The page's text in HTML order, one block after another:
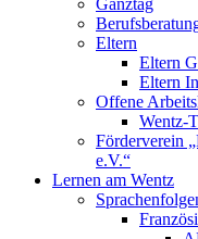
Ganztag
Eltern
Eltern
Eltern
Offene
Wentz-
Förderverein
e.V.“
Lernen am Wentz